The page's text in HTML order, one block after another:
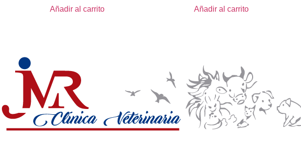
Añadir al carrito Añadir al carrito